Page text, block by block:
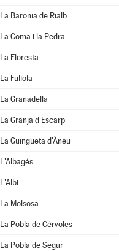
La Baronia de Rialb
La Coma i la Pedra
La Floresta
La Fuliola
La Granadella
La Granja d'Escarp
La Guingueta d'Àneu
L'Albagés
L'Albi
La Molsosa
La Pobla de Cérvoles
La Pobla de Segur